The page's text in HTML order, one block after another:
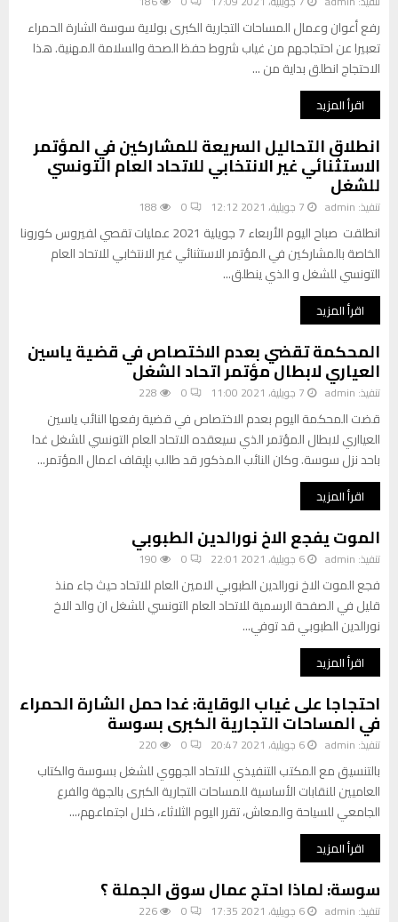
ي
رفع أعوان وعمال المساحات التجارية الكبرى بولاية سوسة الشارة الحمراء
تعبيرا عن احتجاجهم من غياب شروط حفظ الصحة والسلامة المهنية. هذا
الاحتجاج انطلق بداية من ...
اقرأ المزيد
انطلاق التحاليل السريعة للمشاركين في المؤتمر
الاستثنائي غير الانتخابي للاتحاد العام التونسي
للشغل
تنفيذ: admin 7 جويلية، 2021 12:12 0
188
انطلقت صباح اليوم الأربعاء 7 جويلية 2021 عمليات تقصي لفيروس كورونا
الخاصة بالمشاركين في المؤتمر الاستثنائي غير الانتخابي للاتحاد العام
التونسي للشغل و الذي ينطلق...
اقرأ المزيد
المحكمة تقضي بعدم الاختصاص في قضية ياسين
العياري لابطال مؤتمر اتحاد الشغل
تنفيذ: admin 7 جويلية، 2021 11:00 0
228
قضت المحكمة اليوم بعدم الاختصاص في قضية رفعها النائب ياسين
العيااري لابطال المؤتمر الذي سيعقده الاتحاد العام التونسي للشغل غدا
باحد نزل سوسة. وكان النائب المذكور قد طالب بإيقاف اعمال المؤتمر...
اقرأ المزيد
الموت يفجع الاخ نورالدين الطبوبي
تنفيذ: admin 6 جويلية، 2021 22:01 0
190
فجع الموت الاخ نورالدين الطبوبي الامين العام للاتحاد حيث جاء منذ
قليل في الصفحة الرسمية للاتحاد العام التونسي للشغل ان والد الاخ
نورالدين الطبوبي قد توفي...
اقرأ المزيد
احتجاجا على غياب الوقاية: غدا حمل الشارة الحمراء
في المساحات التجارية الكبرى بسوسة
تنفيذ: admin 6 جويلية، 2021 20:47 0
220
بالتنسيق مع المكتب التنفيذي للاتحاد الجهوي للشغل بسوسة والكتاب
العاميين للنقابات الأساسية للمساحات التجارية الكبرى بالجهة والفرع
الجامعي للسياحة والمعاش، تقرر اليوم الثلاثاء، خلال اجتماعهم،...
اقرأ المزيد
سوسة: لماذا احتج عمال سوق الجملة ؟
تنفيذ: admin 6 جويلية، 2021 17:35 0
226